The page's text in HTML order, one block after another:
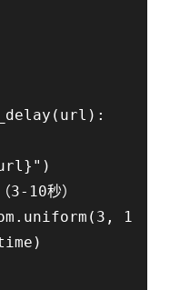
3-10秒）
10)